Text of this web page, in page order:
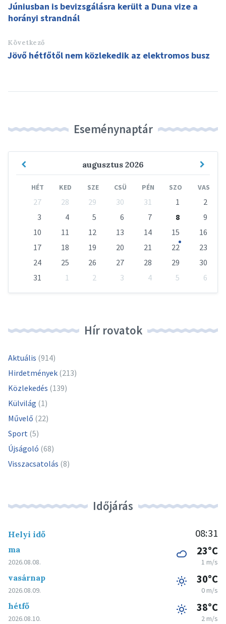
Júniusban is bevizsgálásra került a Duna vize a
horányi strandnál
Következő
Jövő hétfőtől nem közlekedik az elektromos busz
Eseménynaptár
augusztus 2026
Previous
HÉT KED SZE CSÜ PÉN SZO VAS
calendar
27 28 29 30 31 1
2
3
4 5 6 7 8
9
10
11 12 13 14 15
16
17
18 19 20 21 22
23
24
25 26 27 28 29
30
31
1 2 3 4 5
6
Hír rovatok
Aktuális (914)
Hirdetmények (213)
Közlekedés (139)
Külvilág (1)
Művelő (22)
Sport (5)
Újságoló (68)
Visszacsatolás (8)
Időjárás
Helyi idő 08:31
ma
2026.08.08.
23°C
1 m/s
vasárnap
2026.08.09.
30°C
0 m/s
hétfő
2026.08.10.
38°C
2 m/s